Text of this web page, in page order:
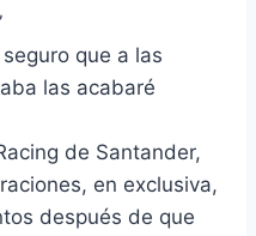
que a las
las acabaré
de Santander,
en exclusiva,
después de que